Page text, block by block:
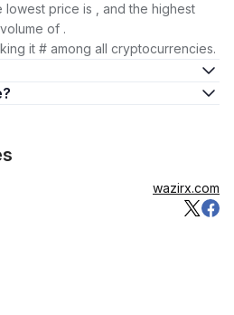
lowest price is , and the highest
of .
it # among all cryptocurrencies.
wazirx.com